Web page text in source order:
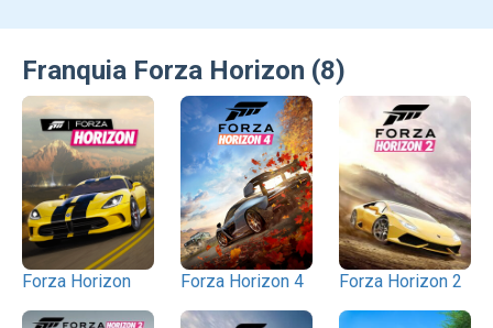
Franquia Forza Horizon (8)
Forza Horizon Forza Horizon 4 Forza Horizon 2